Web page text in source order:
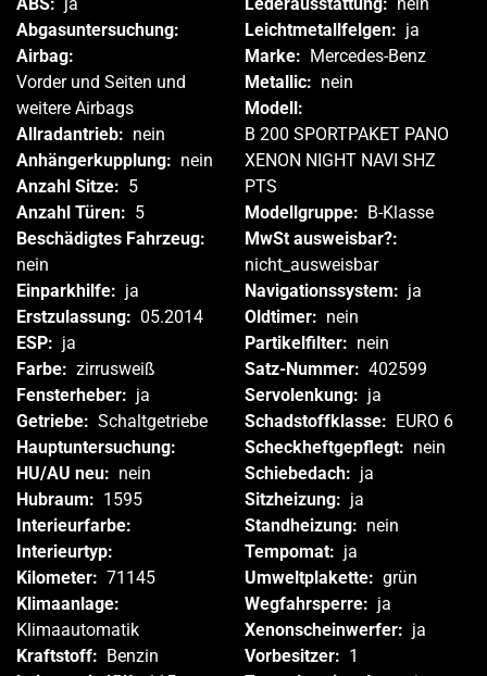
Abgasuntersuchung:
Airbag:
Vorder und Seiten und
weitere Airbags
Allradantrieb: nein
Anhängerkupplung: nein
Anzahl Sitze: 5
Anzahl Türen: 5
Beschädigtes Fahrzeug:
nein
Einparkhilfe: ja
Erstzulassung: 05.2014
ESP: ja
Farbe: zirrusweiß
Fensterheber: ja
Getriebe: Schaltgetriebe
Hauptuntersuchung:
HU/AU neu: nein
Hubraum: 1595
Interieurfarbe:
Interieurtyp:
Kilometer: 71145
Klimaanlage:
Klimaautomatik
Kraftstoff: Benzin
Leichtmetallfelgen: ja
Marke: Mercedes-Benz
Metallic: nein
Modell:
B 200 SPORTPAKET PANO
XENON NIGHT NAVI SHZ
PTS
Modellgruppe: B-Klasse
MwSt ausweisbar?:
nicht_ausweisbar
Navigationssystem: ja
Oldtimer: nein
Partikelfilter: nein
Satz-Nummer: 402599
Servolenkung: ja
Schadstoffklasse: EURO 6
Scheckheftgepflegt: nein
Schiebedach: ja
Sitzheizung: ja
Standheizung: nein
Tempomat: ja
Umweltplakette: grün
Wegfahrsperre: ja
Xenonscheinwerfer: ja
Vorbesitzer: 1